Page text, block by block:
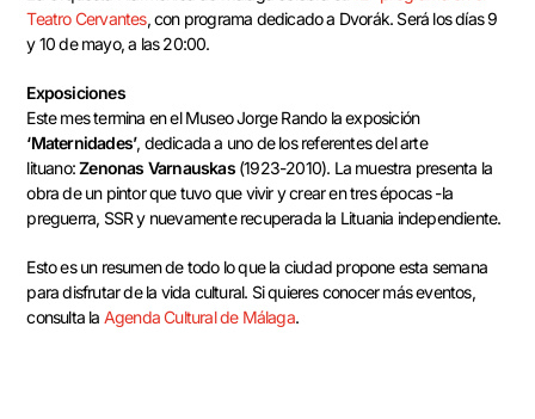
Teatro Cervantes, con programa dedicado a Dvorák. Será los días 9
y 10 de mayo, a las 20:00.
Exposiciones
Este mes termina en el Museo Jorge Rando la exposición
‘Maternidades’, dedicada a uno de los referentes del arte
lituano:Zenonas Varnauskas(1923-2010). La muestra presenta la
obra de un pintor que tuvo que vivir y crear en tres épocas -la
preguerra, SSR y nuevamente recuperada la Lituania independiente.
Esto es un resumen de todo lo que la ciudad propone esta semana
para disfrutar de la vida cultural. Si quieres conocer más eventos,
consulta la Agenda Cultural de Málaga.